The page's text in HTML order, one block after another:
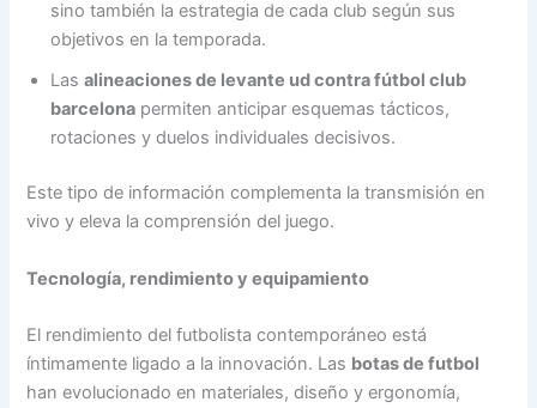
sino también la estrategia de cada club según sus
objetivos en la temporada.
Lasalineaciones de levante ud contra fútbol club
barcelona permiten anticipar esquemas tácticos,
rotaciones y duelos individuales decisivos.
Este tipo de información complementa la transmisión en
vivo y eleva la comprensión del juego.
Tecnología, rendimiento y equipamiento
El rendimiento del futbolista contemporáneo está
íntimamente ligado a la innovación. Las botas de futbol
han evolucionado en materiales, diseño y ergonomía,